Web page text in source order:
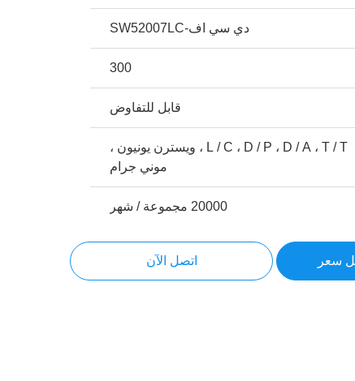
دي سي اف-SW52007LC
300
قابل للتفاوض
L / C ، D / P ، D / A ، T / T ، ويسترن يونيون ،
موني جرام
20000 مجموعة / شهر
سعر اتصل الآن